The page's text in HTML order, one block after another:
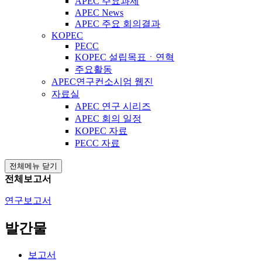
APEC News
APEC 주요 회의결과
KOPEC
PECC
KOPEC 설립목표ㆍ연혁
주요활동
APEC연구컨소시엄 웹진
자료실
APEC 연구 시리즈
APEC 회의 일정
KOPEC 자료
PECC 자료
전체메뉴 닫기
전체보고서
연구보고서
발간물
보고서